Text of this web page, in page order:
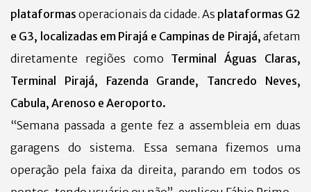
plataformas operacionais da cidade. As plataformas G2
e G3, localizadas em Pirajá e Campinas de Pirajá, afetam
diretamente regiões como Terminal Águas Claras,
Terminal Pirajá, Fazenda Grande, Tancredo Neves,
Cabula, Arenoso e Aeroporto.
“Semana passada a gente fez a assembleia em duas
garagens do sistema. Essa semana fizemos uma
operação pela faixa da direita, parando em todos os